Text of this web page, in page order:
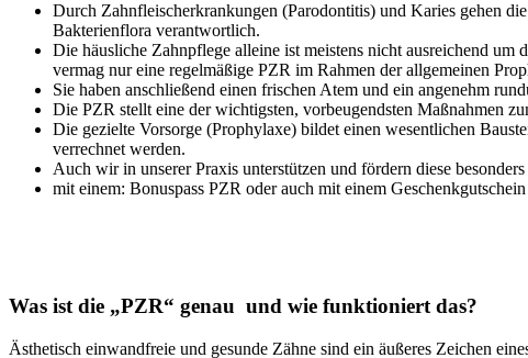
Durch Zahnfleischerkrankungen (Parodontitis) und Karies gehen
Bakterienflora verantwortlich.
Die häusliche Zahnpflege alleine ist meistens nicht ausreichend
vermag nur eine regelmäßige PZR im Rahmen der allgemeinen
Sie haben anschließend einen frischen Atem und ein angenehm
Die PZR stellt eine der wichtigsten, vorbeugendsten Maßnahmen
Die gezielte Vorsorge (Prophylaxe) bildet einen wesentlichen
verrechnet werden.
Auch wir in unserer Praxis unterstützen und fördern diese
mit einem: Bonuspass PZR oder auch mit einem
Was ist die „PZR“ genau und wie funktioniert das?
Ästhetisch einwandfreie und gesunde Zähne sind ein äußeres Zeichen